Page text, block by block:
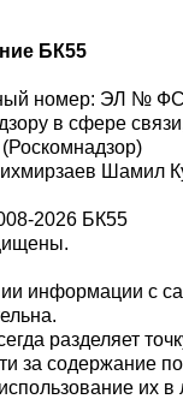
БК55
номер: ЭЛ №
в сфере
Шамил
2026 БК55
информации с
разделяет
за содержание
их